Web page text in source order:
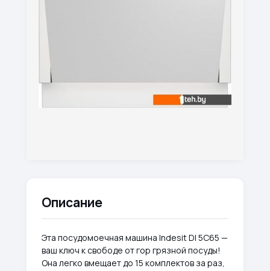
Описание
Эта посудомоечная машина Indesit DI 5C65 —
ваш ключ к свободе от гор грязной посуды!
Она легко вмещает до 15 комплектов за раз,